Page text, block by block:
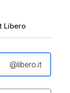
Libero
@libero.it